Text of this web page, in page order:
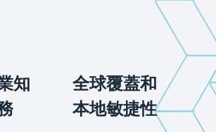
知
全球覆蓋和
本地敏捷性